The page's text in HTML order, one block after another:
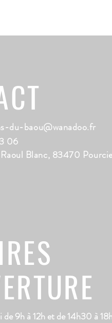
du-baou@wanadoo.fr
06
Blanc, 83470
de 9h à 12h et de 14h30 à